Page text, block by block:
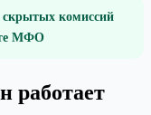
комиссий
МФО
работает